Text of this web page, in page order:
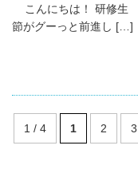
こんにちは！ 研
節がグーっと前進し […]
1 / 4 1 2 3